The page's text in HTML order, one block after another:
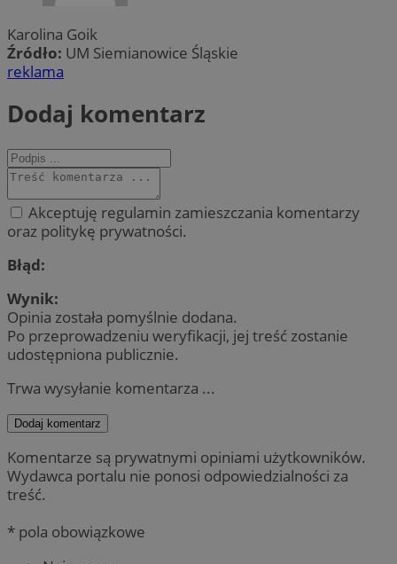
Karolina Goik
Źródło: UM Siemianowice Śląskie
reklama
Dodaj komentarz
Akceptuję regulamin zamieszczania komentarzy
oraz politykę prywatności.
Błąd:
Wynik:
Opinia została pomyślnie dodana.
Po przeprowadzeniu weryfikacji, jej treść zostanie
udostępniona publicznie.
Trwa wysyłanie komentarza ...
Dodaj komentarz
Komentarze są prywatnymi opiniami użytkowników.
Wydawca portalu nie ponosi odpowiedzialności za
treść.
* pola obowiązkowe